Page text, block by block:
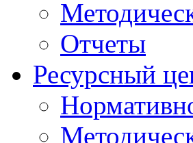
Отчеты
Ресурсный